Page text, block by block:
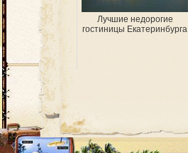
Лучшие недорогие
гостиницы Екатеринбурга